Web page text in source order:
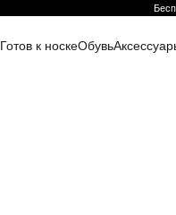
Готов к носкеОбувь